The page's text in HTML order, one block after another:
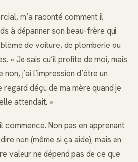
m’a raconté comment il
à dépanner son beau-frère qui
de voiture, de plomberie ou
« Je sais qu’il profite de moi, mais
non, j’ai l’impression d’être un
déçu de ma mère quand je
attendait. »
commence. Non pas en apprenant
non (même si ça aide), mais en
valeur ne dépend pas de ce que